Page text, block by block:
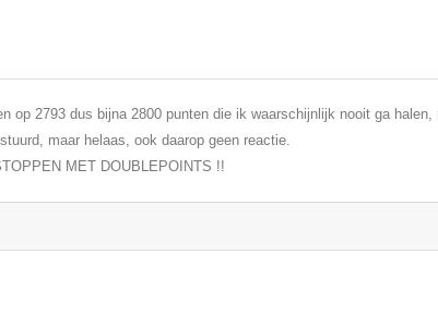
op 2793 dus bijna 2800 punten die ik waarschijnlijk nooit ga
maar helaas, ook daarop geen reactie.
MET DOUBLEPOINTS !!